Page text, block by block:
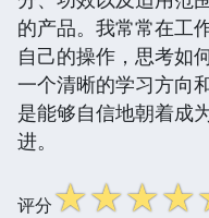
的产品。我常常在工
自己的操作，思考如
一个清晰的学习方向
是能够自信地朝着成
进。
评分☆☆☆☆